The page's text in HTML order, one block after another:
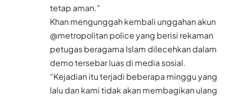
tetap aman.”
Khan mengunggah kembali unggahan akun
@metropolitan police yang berisi rekaman
petugas beragama Islam dilecehkan dalam
demo tersebar luas di media sosial.
“Kejadian itu terjadi beberapa minggu yang
lalu dan kami tidak akan membagikan ulang